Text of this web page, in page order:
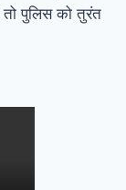
तो पुलिस को तुरंत